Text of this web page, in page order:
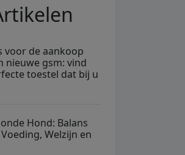
voor de aankoop
nieuwe gsm: vind
toestel dat bij u
Hond: Balans
Welzijn en